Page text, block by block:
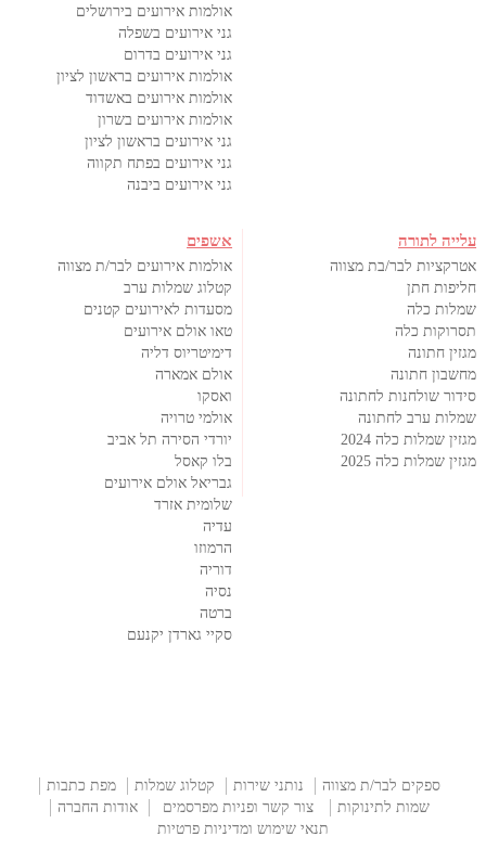
אולמות אירועים בירושלים
גני אירועים בשפלה
גני אירועים בדרום
אולמות אירועים בראשון לציון
אולמות אירועים באשדוד
אולמות אירועים בשרון
גני אירועים בראשון לציון
גני אירועים בפתח תקווה
גני אירועים ביבנה
עלייה לתורה
אטרקציות לבר/בת מצווה
חליפות חתן
שמלות כלה
תסרוקות כלה
מגזין חתונה
מחשבון חתונה
סידור שולחנות לחתונה
שמלות ערב לחתונה
מגזין שמלות כלה 2024
מגזין שמלות כלה 2025
אשפים
אולמות אירועים לבר/ת מצווה
קטלוג שמלות ערב
מסעדות לאירועים קטנים
טאו אולם אירועים
דימיטריוס דליה
אולם אמארה
ואסקו
אולמי טרויה
יורדי הסירה תל אביב
בלו קאסל
גבריאל אולם אירועים
שלומית אזרד
עדיה
הרמוזו
דוריה
נסיה
ברטה
סקיי גארדן יקנעם
ספקים לבר/ת מצווה נותני שירות קטלוג שמלות
מפת כתבות
שמות לתינוקות
צור קשר ופניות מפרסמים
אודות החברה
תנאי שימוש ומדיניות פרטיות